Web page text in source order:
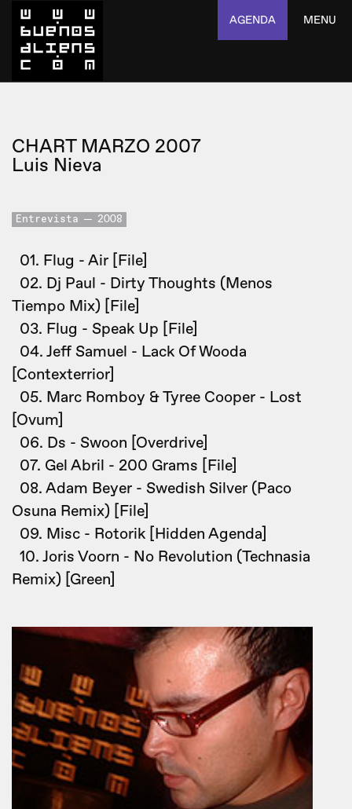
AGENDA MENU
CHART MARZO 2007
Luis Nieva
Entrevista 2008
01. Flug - Air [File]
02. Dj Paul - Dirty Thoughts (Menos
Tiempo Mix) [File]
03. Flug - Speak Up [File]
04. Jeff Samuel - Lack Of Wooda
[Contexterrior]
05. Marc Romboy & Tyree Cooper - Lost
[Ovum]
06. Ds - Swoon [Overdrive]
07. Gel Abril - 200 Grams [File]
08. Adam Beyer - Swedish Silver (Paco
Osuna Remix) [File]
09. Misc - Rotorik [Hidden Agenda]
10. Joris Voorn - No Revolution (Technasia
Remix) [Green]